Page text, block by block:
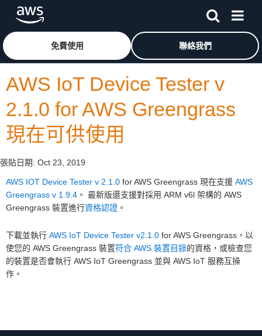
跳至主要內容按一下這裡可返回 Amazon Web Services 首頁
免費使用 聯絡我們
AWS IoT Device Tester v
2.1.0 for AWS Greengrass
現在可供使用
張貼日期: Oct 23, 2019
AWS IOT Device Tester v 2.1.0 for AWS Greengrass 現在支援 AWS
Greengrass v 1.9.4 。 最新版還支援對採用 ARM v6l 架構的 AWS
Greengrass 裝置進行資格認證 。
下載並執行 AWS IoT Device Tester v2.1.0 for AWS Greengrass，以
使您的 AWS Greengrass 裝置符合 AWS 裝置目錄的資格，或檢查您
的裝置是否會執行 AWS IoT Greengrass 並與 AWS IoT 服務互操
作。